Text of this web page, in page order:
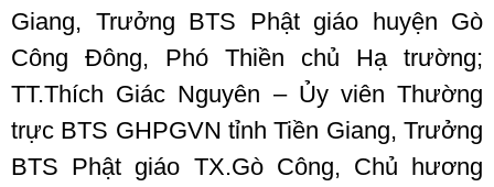
Giang, Trưởng BTS Phật giáo huyện Gò
Công Đông, Phó Thiền chủ Hạ trường;
TT.Thích Giác Nguyên – Ủy viên Thường
trực BTS GHPGVN tỉnh Tiền Giang, Trưởng
BTS Phật giáo TX.Gò Công, Chủ hương